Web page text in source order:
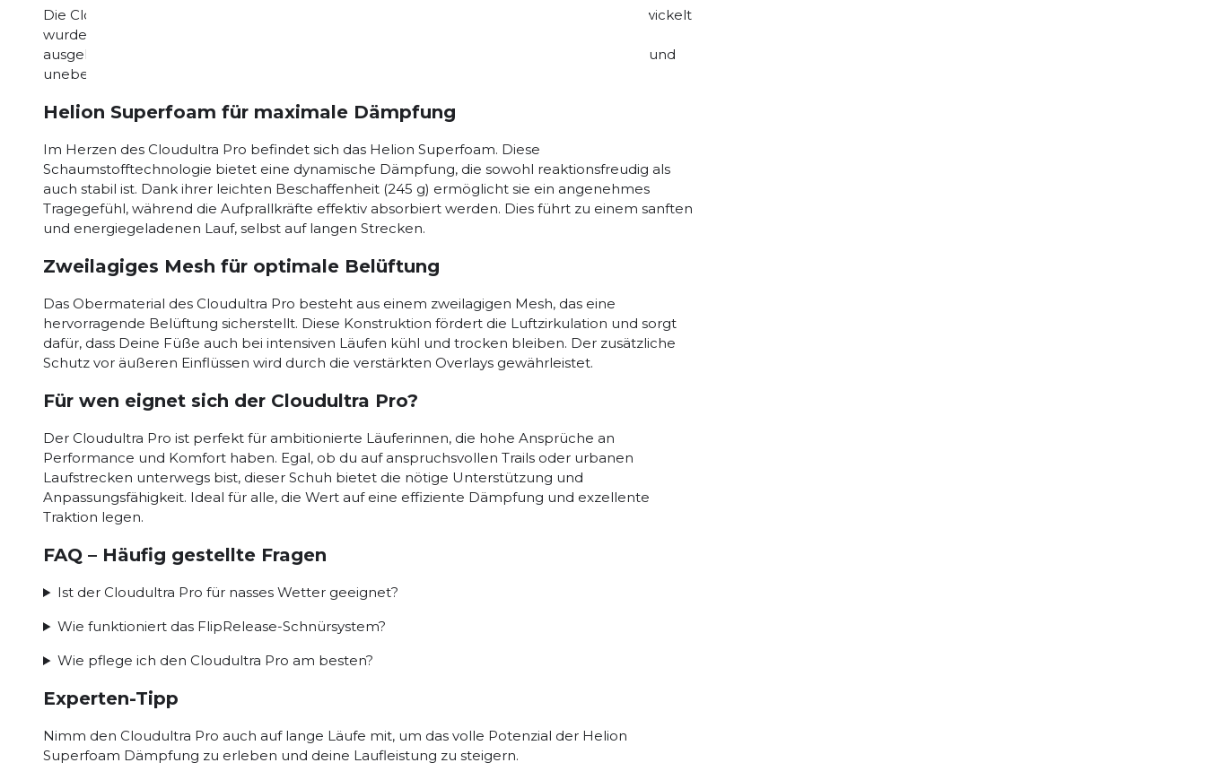
Die Cloudultra Pro ist mit der innovativen Missiongrip-Sohle ausgestattet, die speziell entwickelt
wurde, um auf wechselnden Oberflächen einen unvergleichlichen Halt zu bieten. Die
ausgeklügelte Profilstruktur ermöglicht eine verbesserte Traktion, besonders auf nassen und
unebenem Gelände, sodass Du stets stabil und sicher unterwegs bist.
Helion Superfoam für maximale Dämpfung
Im Herzen des Cloudultra Pro befindet sich das Helion Superfoam. Diese
Schaumstofftechnologie bietet eine dynamische Dämpfung, die sowohl reaktionsfreudig als
auch stabil ist. Dank ihrer leichten Beschaffenheit (245 g) ermöglicht sie ein angenehmes
Tragegefühl, während die Aufprallkräfte effektiv absorbiert werden. Dies führt zu einem sanften
und energiegeladenen Lauf, selbst auf langen Strecken.
Zweilagiges Mesh für optimale Belüftung
Das Obermaterial des Cloudultra Pro besteht aus einem zweilagigen Mesh, das eine
hervorragende Belüftung sicherstellt. Diese Konstruktion fördert die Luftzirkulation und sorgt
dafür, dass Deine Füße auch bei intensiven Läufen kühl und trocken bleiben. Der zusätzliche
Schutz vor äußeren Einflüssen wird durch die verstärkten Overlays gewährleistet.
Für wen eignet sich der Cloudultra Pro?
Der Cloudultra Pro ist perfekt für ambitionierte Läuferinnen, die hohe Ansprüche an
Performance und Komfort haben. Egal, ob du auf anspruchsvollen Trails oder urbanen
Laufstrecken unterwegs bist, dieser Schuh bietet die nötige Unterstützung und
Anpassungsfähigkeit. Ideal für alle, die Wert auf eine effiziente Dämpfung und exzellente
Traktion legen.
FAQ – Häufig gestellte Fragen
Ist der Cloudultra Pro für nasses Wetter geeignet?
Wie funktioniert das FlipRelease-Schnürsystem?
Wie pflege ich den Cloudultra Pro am besten?
Experten-Tipp
Nimm den Cloudultra Pro auch auf lange Läufe mit, um das volle Potenzial der Helion
Superfoam Dämpfung zu erleben und deine Laufleistung zu steigern.